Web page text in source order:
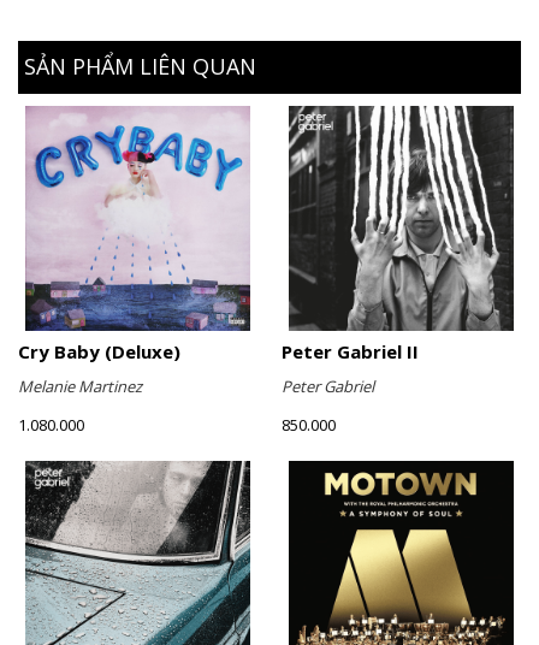
SẢN PHẨM LIÊN QUAN
Cry Baby (Deluxe)
Melanie Martinez
1.080.000
Peter Gabriel II
Peter Gabriel
850.000